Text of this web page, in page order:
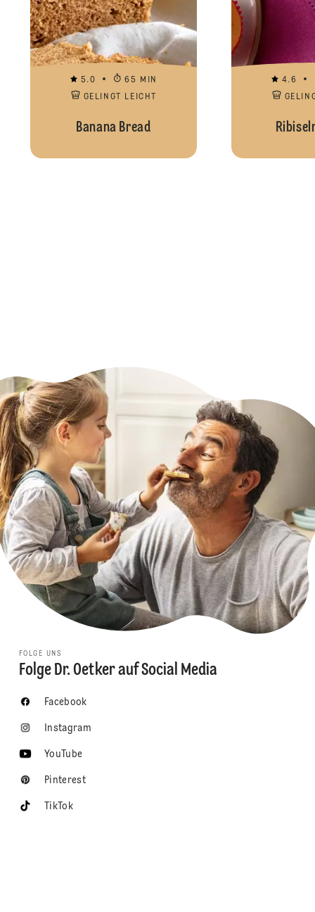
5.0
65 MIN
GELINGT LEICHT
Banana Bread
4.6
FOLGE UNS
Folge Dr. Oetker auf Social Media
Facebook
Instagram
YouTube
Pinterest
TikTok